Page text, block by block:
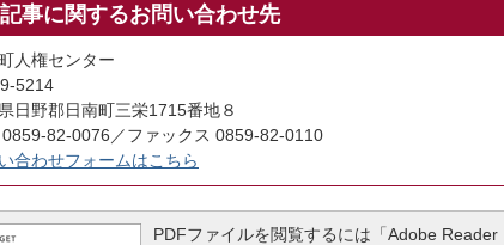
事に関するお問い合わせ先
人権センター
5214
日野郡日南町三栄1715番地８
0859-82-0076／ファックス 0859-82-0110
合わせフォームはこちら
PDFファイルを閲覧するには「Adobe